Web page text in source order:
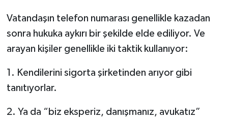
Vatandaşın telefon numarası genellikle kazadan
sonra hukuka aykırı bir şekilde elde ediliyor. Ve
arayan kişiler genellikle iki taktik kullanıyor:
1. Kendilerini sigorta şirketinden arıyor gibi
tanıtıyorlar.
2. Ya da “biz eksperiz, danışmanız, avukatız”